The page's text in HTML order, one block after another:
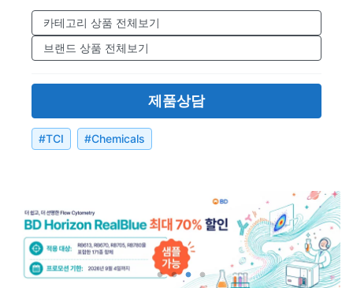
카테고리 상품 전체보기
브랜드 상품 전체보기
제품상담
#TCI #Chemicals